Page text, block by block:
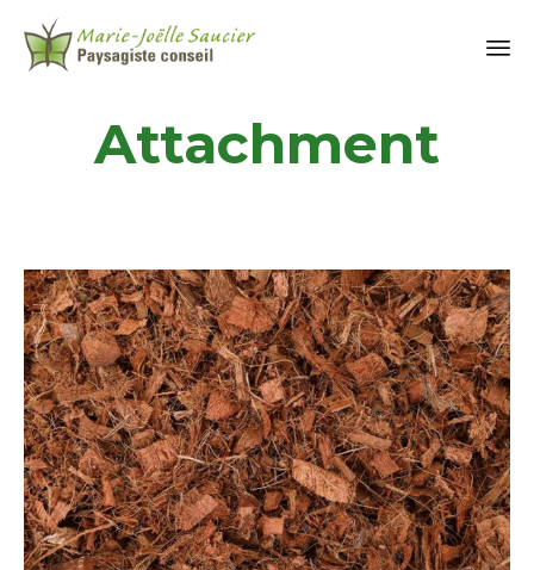
Attachment